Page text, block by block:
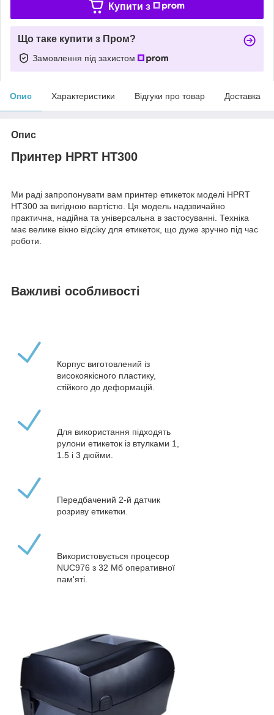
Купити з
Що таке купити з Пром?
Замовлення під захистом
Опис Характеристики Відгуки про товар Доставка
Опис
Принтер HPRT HT300
Ми раді запропонувати вам принтер етикеток моделі HPRT
HT300 за вигідною вартістю. Ця модель надзвичайно
практична, надійна та універсальна в застосуванні. Техніка
має велике вікно відсіку для етикеток, що дуже зручно під час
роботи.
Важливі особливості
Корпус виготовлений із
високоякісного пластику,
стійкого до деформацій.
Для використання підходять
рулони етикеток із втулками 1,
1.5 і 3 дюйми.
Передбачений 2-й датчик
розриву етикетки.
Використовується процесор
NUC976 з 32 Мб оперативної
пам'яті.